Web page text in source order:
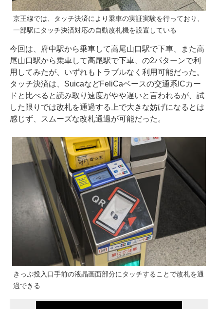
京王線では、タッチ決済により乗車の実証実験を行っており、
一部駅にタッチ決済対応の自動改札機を設置している
今回は、府中駅から乗車して高尾山口駅で下車、また高
尾山口駅から乗車して高尾駅で下車、の2パターンで利
用してみたが、いずれもトラブルなく利用可能だった。
タッチ決済は、SuicaなどFeliCaベースの交通系ICカー
ドと比べると読み取り速度がやや遅いと言われるが、試
した限りでは改札を通過する上で大きな妨げになるとは
感じず、スムーズな改札通過が可能だった。
きっぷ投入口手前の液晶画面部分にタッチすることで改札を通
過できる